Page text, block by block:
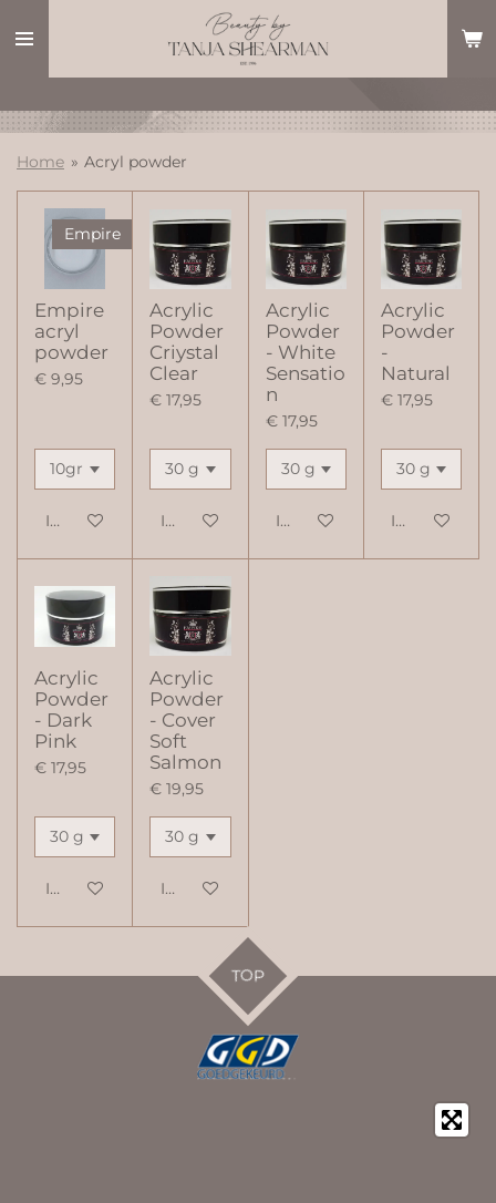
direct
hoofdinhoud
Home » Acryl powder
Empire
Empire
acryl
powder
€ 9,95
In winkelwagen
Acrylic
Powder
Criystal
Clear
€ 17,95
In winkelwagen
Acrylic
Powder
- White
Sensatio
n
€ 17,95
In winkelwagen
Acrylic
Powder
-
Natural
€ 17,95
In
Acrylic
Powder
- Dark
Pink
€ 17,95
In winkelwagen
Acrylic
Powder
- Cover
Soft
Salmon
€ 19,95
In winkelwagen
TOP